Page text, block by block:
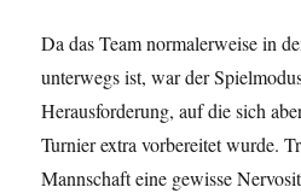
Da das Team normalerweise in
unterwegs ist, war der
Herausforderung, auf die sich
Turnier extra vorbereitet wurde.
Mannschaft eine gewisse